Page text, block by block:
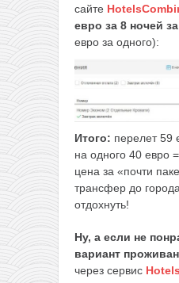
сайте
евро за 8 ночей
евро за одного):
Итого: перелет 59
на одного 40 евро =
цена за «почти
трансфер до
отдохнуть!
Ну, а если не
вариант
через сервис